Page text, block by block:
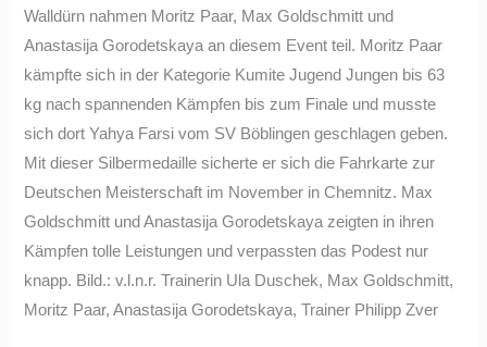
Walldürn nahmen Moritz Paar, Max Goldschmitt und
Anastasija Gorodetskaya an diesem Event teil. Moritz Paar
kämpfte sich in der Kategorie Kumite Jugend Jungen bis 63
kg nach spannenden Kämpfen bis zum Finale und musste
sich dort Yahya Farsi vom SV Böblingen geschlagen geben.
Mit dieser Silbermedaille sicherte er sich die Fahrkarte zur
Deutschen Meisterschaft im November in Chemnitz. Max
Goldschmitt und Anastasija Gorodetskaya zeigten in ihren
Kämpfen tolle Leistungen und verpassten das Podest nur
knapp. Bild.: v.l.n.r. Trainerin Ula Duschek, Max Goldschmitt,
Moritz Paar, Anastasija Gorodetskaya, Trainer Philipp Zver